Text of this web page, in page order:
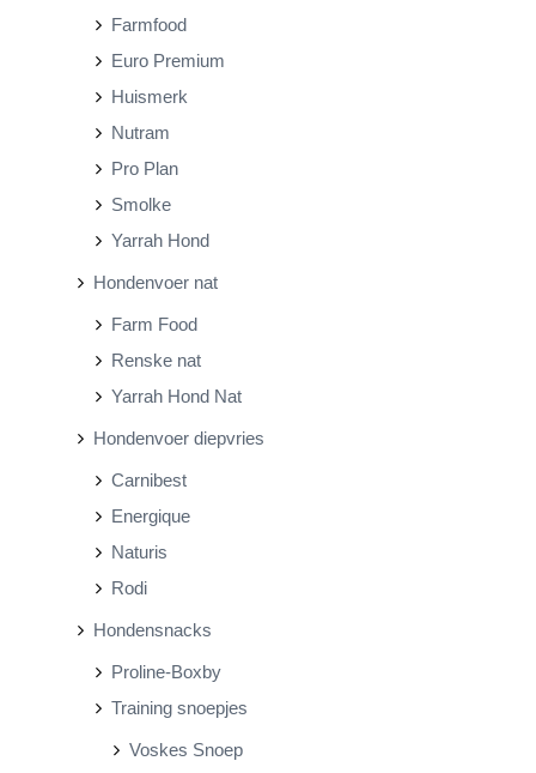
Farmfood
Euro Premium
Huismerk
Nutram
Pro Plan
Smolke
Yarrah Hond
Hondenvoer nat
Farm Food
Renske nat
Yarrah Hond Nat
Hondenvoer diepvries
Carnibest
Energique
Naturis
Rodi
Hondensnacks
Proline-Boxby
Training snoepjes
Voskes Snoep